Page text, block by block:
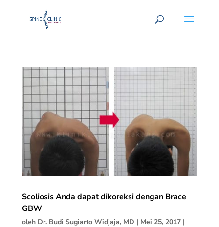
Scoliosis Anda dapat dikoreksi dengan Brace
GBW
oleh Dr. Budi Sugiarto Widjaja, MD | Mei 25, 2017|